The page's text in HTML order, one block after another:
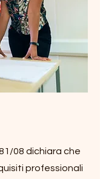
81/08 dichiara che
professionali